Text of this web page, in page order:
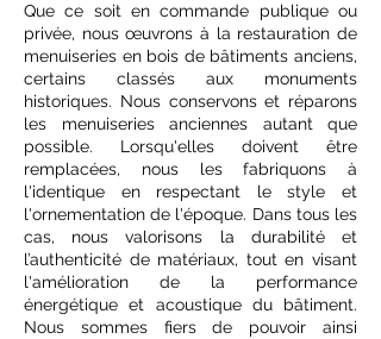
Que ce soit en commande publique ou
privée, nous œuvrons à la restauration de
menuiseries en bois de bâtiments anciens,
certains classés aux monuments
historiques. Nous conservons et réparons
les menuiseries anciennes autant que
possible. Lorsqu'elles doivent être
remplacées, nous les fabriquons à
l'identique en respectant le style et
l'ornementation de l'époque. Dans tous les
cas, nous valorisons la durabilité et
l’authenticité de matériaux, tout en visant
l'amélioration de la performance
énergétique et acoustique du bâtiment.
Nous sommes fiers de pouvoir ainsi